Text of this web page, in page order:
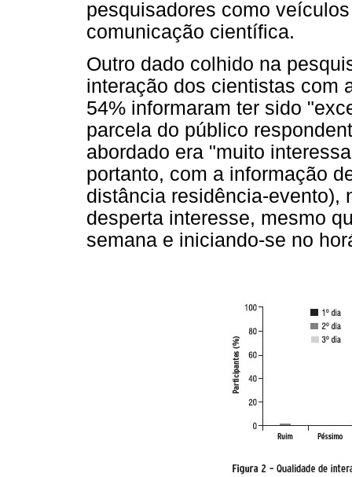
pesquisadores como
comunicação científica.
Outro dado colhido na
interação dos cientistas com
54% informaram ter sido
parcela do público
abordado era "muito
portanto, com a informação
distância residência-evento),
desperta interesse, mesmo
semana e iniciando-se no